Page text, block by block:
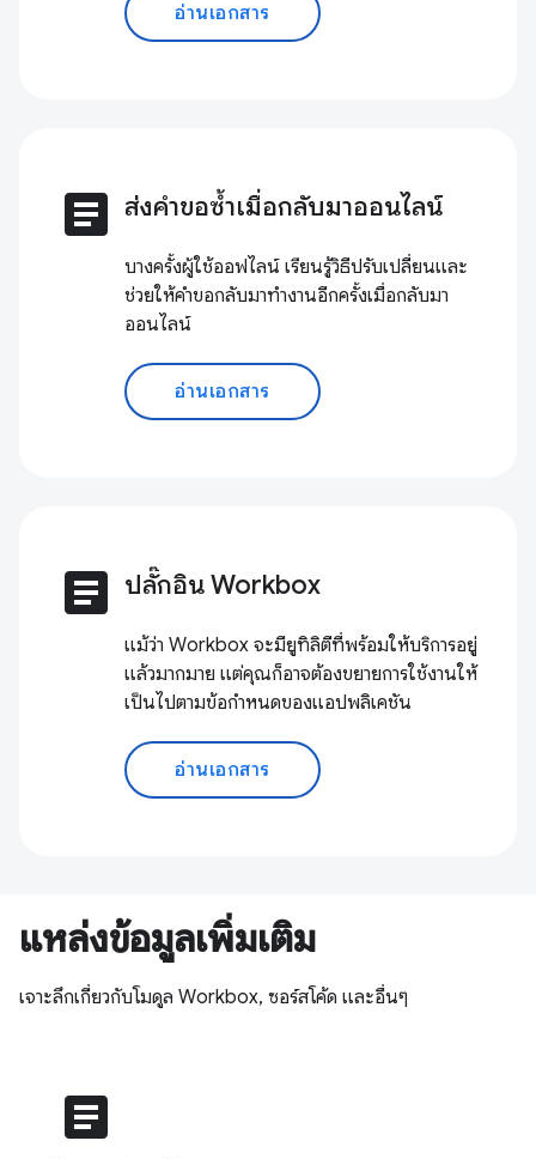
อ่านเอกสาร
article ส่งคำขอซ้ำเมื่อกลับมาออนไลน์
บางครั้งผู้ใช้ออฟไลน์ เรียนรู้วิธีปรับเปลี่ยนและ
ช่วยให้คำขอกลับมาทำงานอีกครั้งเมื่อกลับมา
ออนไลน์
อ่านเอกสาร
article ปลั๊กอิน Workbox
แม้ว่า Workbox จะมียูทิลิตีที่พร้อมให้บริการอยู่
แล้วมากมาย แต่คุณก็อาจต้องขยายการใช้งานให้
เป็นไปตามข้อกำหนดของแอปพลิเคชัน
อ่านเอกสาร
แหล่งข้อมูลเพิ่มเติม
เจาะลึกเกี่ยวกับโมดูล Workbox, ซอร์สโค้ด และอื่นๆ
article